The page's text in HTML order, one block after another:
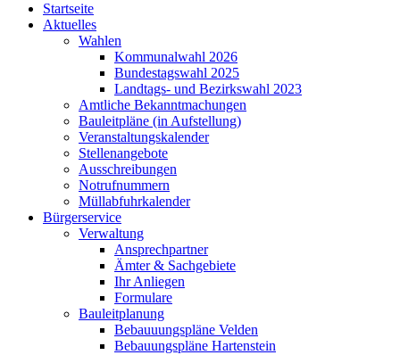
Startseite
Aktuelles
Wahlen
Kommunalwahl 2026
Bundestagswahl 2025
Landtags- und Bezirkswahl 2023
Amtliche Bekanntmachungen
Bauleitpläne (in Aufstellung)
Veranstaltungskalender
Stellenangebote
Ausschreibungen
Notrufnummern
Müllabfuhrkalender
Bürgerservice
Verwaltung
Ansprechpartner
Ämter & Sachgebiete
Ihr Anliegen
Formulare
Bauleitplanung
Bebauuungspläne Velden
Bebauungspläne Hartenstein